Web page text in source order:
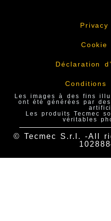
Cookie
Déclaration
Conditions
Les images à des fins
ont été générées par
Les produits Tecmec
véritables
© Tecmec S.r.l. -All